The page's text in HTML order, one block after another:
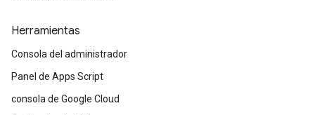
Herramientas
Consola del administrador
Panel de Apps Script
consola de Google Cloud